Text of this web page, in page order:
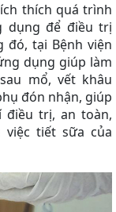
thích quá trình
dụng để điều trị
đó, tại Bệnh viện
dụng giúp làm
mổ, vết khâu
đón nhận, giúp
điều trị, an toàn,
tiết sữa của